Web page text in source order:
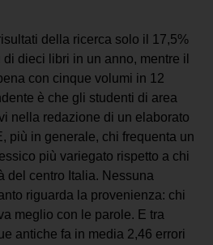
della ricerca solo il 17,5%
dieci libri in un anno, mentre il
con cinque volumi in 12
è che gli studenti di area
nella redazione di un elaborato
più in generale, chi frequenta un
più variegato rispetto a chi
del centro Italia. Nessuna
riguarda la provenienza: chi
meglio con le parole. E tra
antiche fa in media 2,46 errori